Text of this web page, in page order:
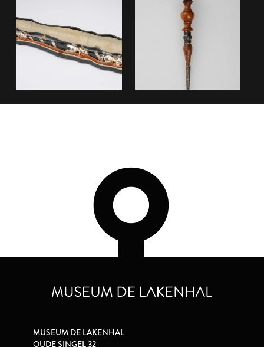
MUSEUM DE LAKENHAL
OUDE SINGEL 32